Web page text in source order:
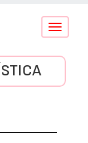
Conmutar